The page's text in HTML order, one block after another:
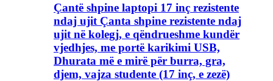
Çantë shpine laptopi 17 inç rezistente
ndaj ujit Çanta shpine rezistente ndaj
ujit në kolegj, e qëndrueshme kundër
vjedhjes, me portë karikimi USB,
Dhurata më e mirë për burra, gra,
djem, vajza studente (17 inç, e zezë)